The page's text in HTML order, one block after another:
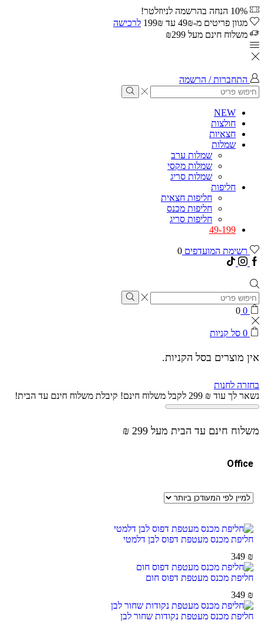
10% הנחה בהרשמה לניוזלטר!
מגוון פריטים מ-49₪ עד 199₪
לרכישה
משלוח חינם מעל ₪299
התחברות / הרשמה
NEW
חולצות
חצאיות
שמלות
שמלות ערב
שמלות מקסי
שמלות סריג
חליפות
חליפות חצאית
חליפות מכנס
חליפות סריג
49-199
רשימת המועדפים 0
0
0
0 סל קניות
אין מוצרים בסל הקניות.
בחזרה לחנות
נשאר לך עוד
299 ₪ לקבל משלוח חינם! קיבלת משלוח חינם עד הבית!
משלוח חינם עד הבית מעל 299 ₪
Office
חליפת מכנס מעטפת דפוס לבן דלמטי
349 ₪
חליפת מכנס מעטפת דפוס חום
349 ₪
חליפת מכנס מעטפת נקודות שחור לבן